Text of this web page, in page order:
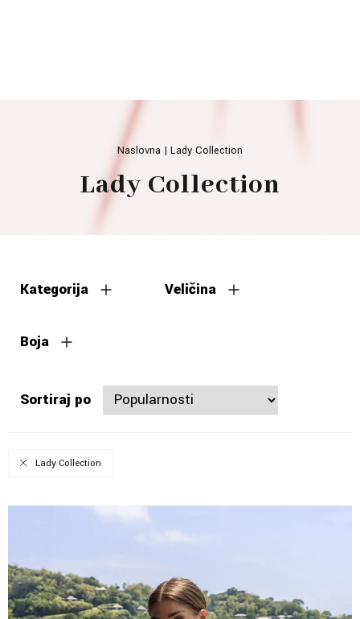
Naslovna | Lady Collection
Lady Collection
Kategorija Veličina
Boja
Sortiraj po
Lady Collection